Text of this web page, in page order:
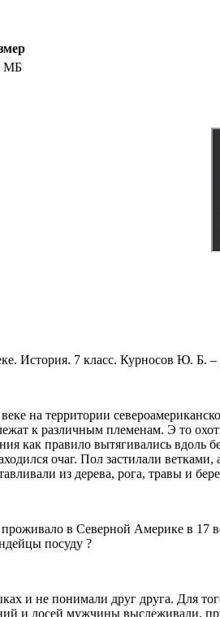
МБ
История. 7 класс. Курносов Ю. Б. –
на территории
к различным племенам. Э то
как правило вытягивались
очаг. Пол застилали
из дерева, рога, травы и
в Северной Америке в 17
посуду ?
и не понимали друг друга. Для
и лосей мужчины выслеживали,